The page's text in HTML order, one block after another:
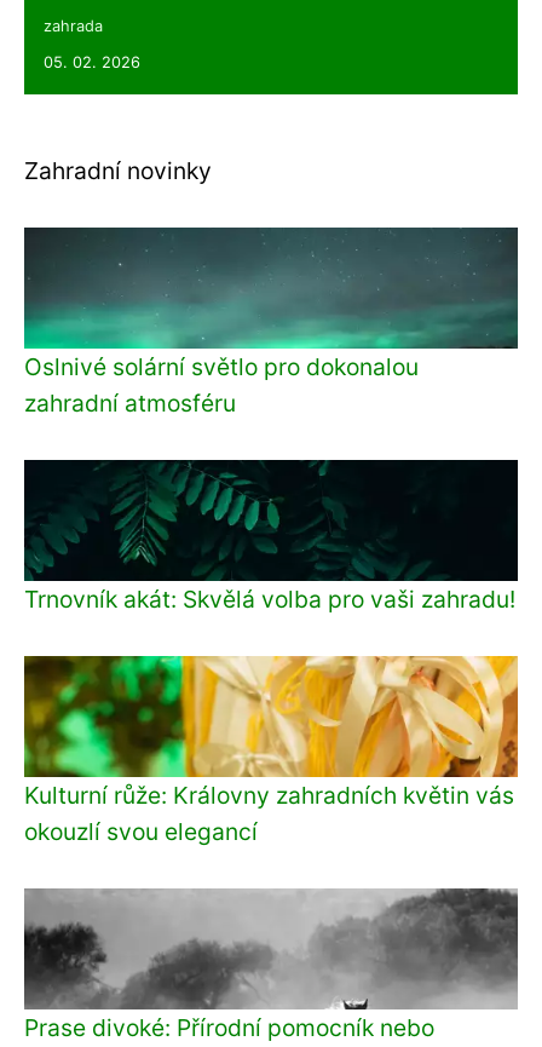
zahrada
05. 02. 2026
Zahradní novinky
Oslnivé solární světlo pro dokonalou
zahradní atmosféru
Trnovník akát: Skvělá volba pro vaši zahradu!
Kulturní růže: Královny zahradních květin vás
okouzlí svou elegancí
Prase divoké: Přírodní pomocník nebo